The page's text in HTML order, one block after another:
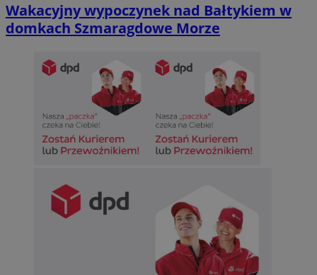
Wakacyjny wypoczynek nad Bałtykiem w
domkach Szmaragdowe Morze